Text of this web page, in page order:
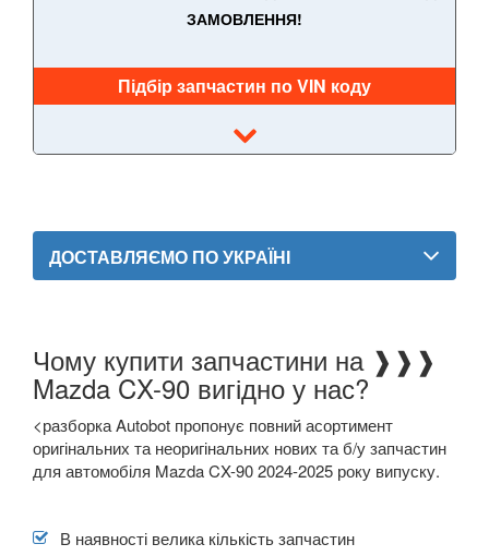
3 II (BL)
5 I (CP)
6 I (GG)
6 II (GH, GZ)
6 III (GJ)
6 MPS (GG)
ЗАМОВЛЕННЯ!
Підбір запчастин по VIN коду
attach_file Прикріпити файл
ДОСТАВЛЯЄМО ПО УКРАЇНІ
Чому купити запчастини на ❱❱❱
Mazda CX-90 вигідно у нас?
<разборка Autobot пропонує повний асортимент
оригінальних та неоригінальних нових та б/у запчастин
для автомобіля Mazda CX-90 2024-2025 року випуску.
В наявності велика кількість запчастин